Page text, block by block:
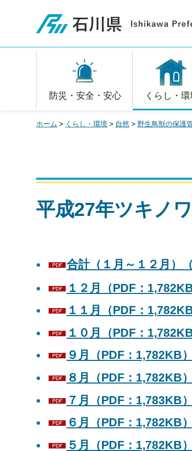
石川県
防災・安全・安心 くらし・環
ホーム > くらし・環境 > 自然 > 野生鳥獣の保護
平成27年ツキノ
合計（１月～１２月）
１２月（PDF：1,782KB
１１月（PDF：1,782KB
１０月（PDF：1,782KB
９月（PDF：1,782KB）
８月（PDF：1,782KB）
７月（PDF：1,783KB）
６月（PDF：1,782KB）
５月（PDF：1,782KB）